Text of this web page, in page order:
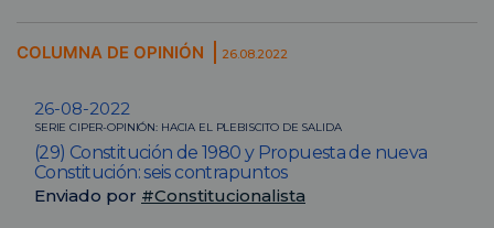
COLUMNA DE OPINIÓN 26.08.2022
26-08-2022
SERIE CIPER-OPINIÓN: HACIA EL PLEBISCITO DE SALIDA
(29) Constitución de 1980 y Propuesta de nueva
Constitución: seis contrapuntos
Enviado por #Constitucionalista